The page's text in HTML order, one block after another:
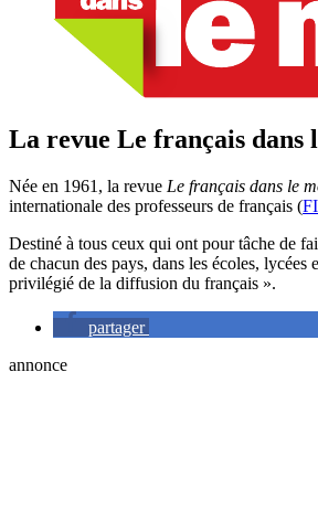
La revue Le français dans
Née en 1961, la revue Le français dans le
internationale des professeurs de français (
Destiné à tous ceux qui ont pour tâche de
de chacun des pays, dans les écoles,
privilégié de la diffusion du français ».
partager
annonce